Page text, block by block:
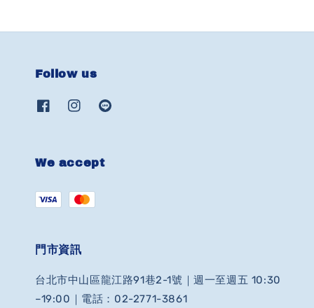
Follow us
We accept
門市資訊
台北市中山區龍江路91巷2-1號｜週一至週五 10:30
–19:00｜電話：02-2771-3861